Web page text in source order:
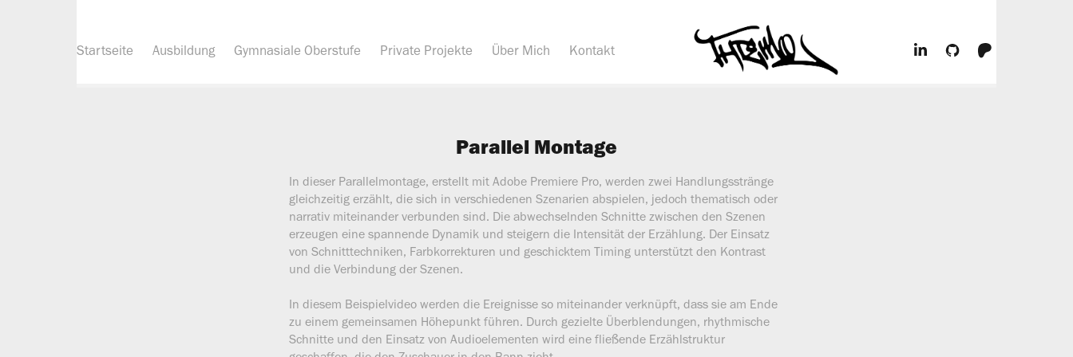
Startseite Ausbildung Gymnasiale Oberstufe Private Projekte Über Mich Kontakt
Parallel Montage
In dieser Parallelmontage, erstellt mit Adobe Premiere Pro, werden zwei Handlungsstränge
gleichzeitig erzählt, die sich in verschiedenen Szenarien abspielen, jedoch thematisch oder
narrativ miteinander verbunden sind. Die abwechselnden Schnitte zwischen den Szenen
erzeugen eine spannende Dynamik und steigern die Intensität der Erzählung. Der Einsatz
von Schnitttechniken, Farbkorrekturen und geschicktem Timing unterstützt den Kontrast
und die Verbindung der Szenen.
In diesem Beispielvideo werden die Ereignisse so miteinander verknüpft, dass sie am Ende
zu einem gemeinsamen Höhepunkt führen. Durch gezielte Überblendungen, rhythmische
Schnitte und den Einsatz von Audioelementen wird eine fließende Erzählstruktur